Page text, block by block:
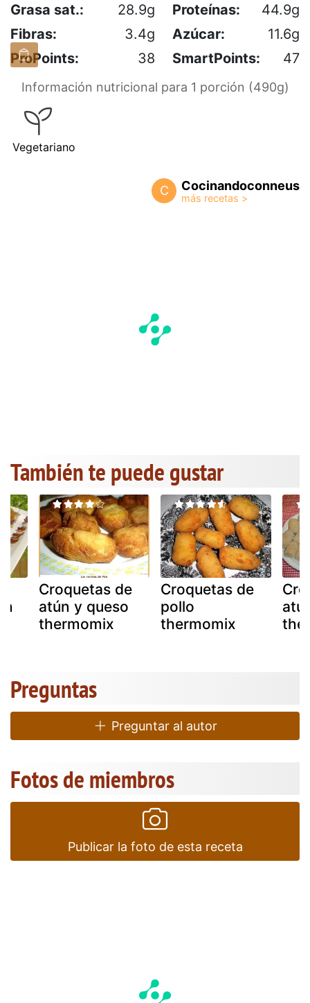
Grasa sat.:
28.9g Proteínas:
44.9g
Fibras:
3.4g Azúcar:
11.6g
ProPoints:
38 SmartPoints: 47
Información nutricional para 1 porción (490g)
Vegetariano
C Cocinandoconneus
También te puede gustar
Croquetas de
atún y queso
thermomix
Croquetas de
pollo
thermomix
Preguntas
Preguntar al autor
Fotos de miembros
Publicar la foto de esta receta